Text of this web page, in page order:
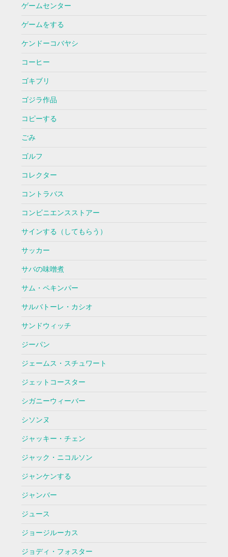
ゲームセンター
ゲームをする
ケンドーコバヤシ
コーヒー
ゴキブリ
ゴジラ作品
コピーする
ごみ
ゴルフ
コレクター
コントラバス
コンビニエンスストアー
サインする（してもらう）
サッカー
サバの味噌煮
サム・ペキンパー
サルバトーレ・カシオ
サンドウィッチ
ジーパン
ジェームス・スチュワート
ジェットコースター
シガニーウィーバー
シソンヌ
ジャッキー・チェン
ジャック・ニコルソン
ジャンケンする
ジャンバー
ジュース
ジョージルーカス
ジョディ・フォスター